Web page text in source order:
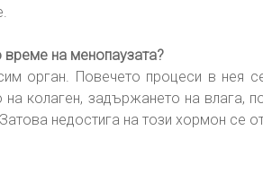
на менопаузата?
орган. Повечето процеси в нея
на колаген, задържането на влага,
недостига на този хормон се